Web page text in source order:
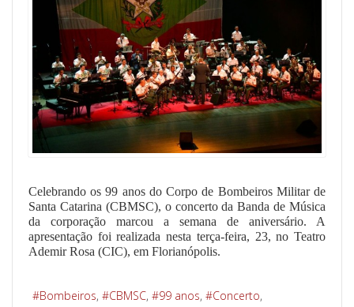
Celebrando os 99 anos do Corpo de Bombeiros Militar de
Santa Catarina (CBMSC), o concerto da Banda de Música
da corporação marcou a semana de aniversário. A
apresentação foi realizada nesta terça-feira, 23, no Teatro
Ademir Rosa (CIC), em Florianópolis.
Bombeiros CBMSC 99 anos
Concerto